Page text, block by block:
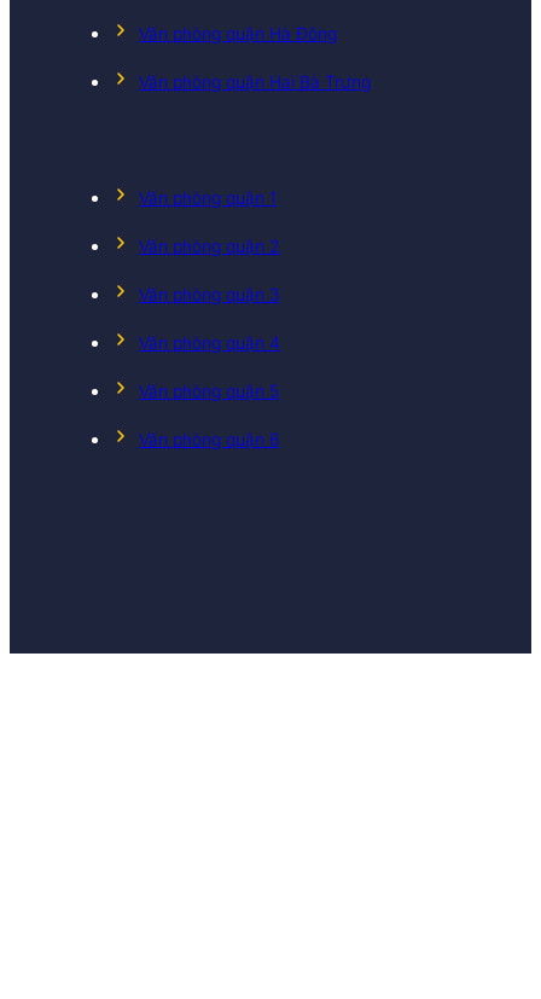
Văn phòng quận Hà Đông
Văn phòng quận Hai Bà Trưng
Văn phòng quận 1
Văn phòng quận 2
Văn phòng quận 3
Văn phòng quận 4
Văn phòng quận 5
Văn phòng quận 6